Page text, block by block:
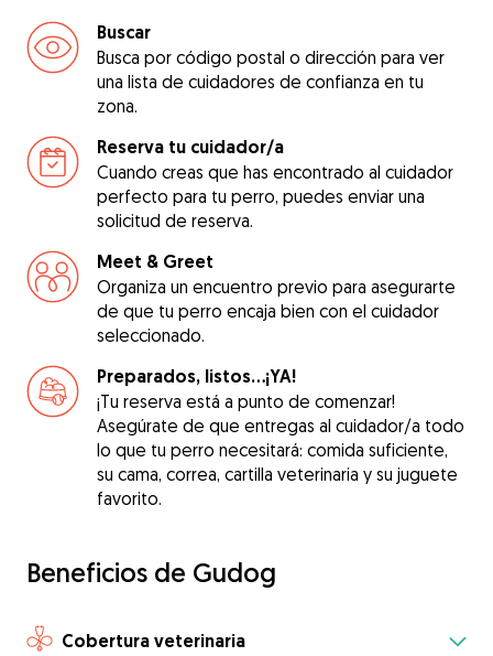
Buscar
Busca por código postal o dirección para ver
una lista de cuidadores de confianza en tu
zona.
Reserva tu cuidador/a
Cuando creas que has encontrado al cuidador
perfecto para tu perro, puedes enviar una
solicitud de reserva.
Meet & Greet
Organiza un encuentro previo para asegurarte
de que tu perro encaja bien con el cuidador
seleccionado.
Preparados, listos...¡YA!
¡Tu reserva está a punto de comenzar!
Asegúrate de que entregas al cuidador/a todo
lo que tu perro necesitará: comida suficiente,
su cama, correa, cartilla veterinaria y su juguete
favorito.
Beneficios de Gudog
Cobertura veterinaria